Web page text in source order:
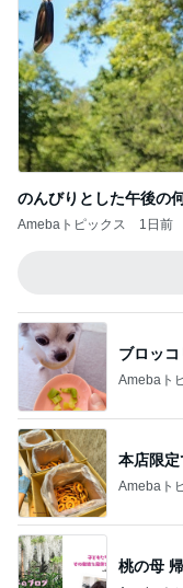
のんびりとした午後の
Amebaトピックス 1日前
Amebaト
本店限
Amebaト
桃の母
Amebaト